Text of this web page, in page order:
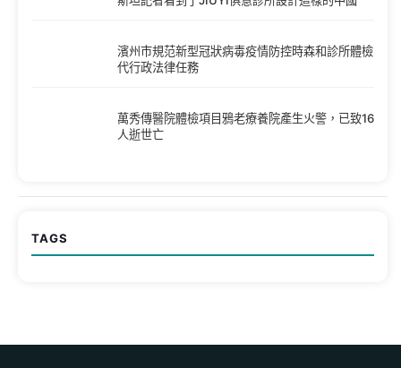
濱州市規范新型冠狀病毒疫情防控時森和診所體檢
代行政法律任務
萬秀傳醫院體檢項目鴉老療養院產生火警，已致16
人逝世亡
TAGS